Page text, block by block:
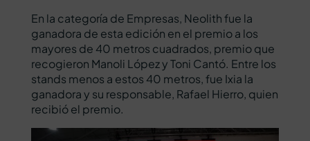
En la categoría de Empresas, Neolith fue la
ganadora de esta edición en el premio a los
mayores de 40 metros cuadrados, premio que
recogieron Manoli López y Toni Cantó. Entre los
stands menos a estos 40 metros, fue Ixia la
ganadora y su responsable, Rafael Hierro, quien
recibió el premio.